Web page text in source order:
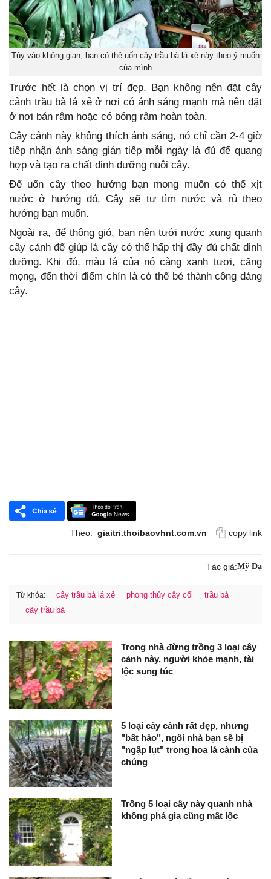
Tùy vào không gian, bạn có thẻ uốn cây trầu bà lá xẻ này theo ý muốn
của mình
Trước hết là chọn vị trí đẹp. Bạn không nên đặt cây
cảnh trầu bà lá xẻ ở nơi có ánh sáng mạnh mà nên đặt
ở nơi bán râm hoặc có bóng râm hoàn toàn.
Cây cảnh này không thích ánh sáng, nó chỉ cần 2-4 giờ
tiếp nhận ánh sáng gián tiếp mỗi ngày là đủ để quang
hợp và tạo ra chất dinh dưỡng nuôi cây.
Để uốn cây theo hướng bạn mong muốn có thể xịt
nước ở hướng đó. Cây sẽ tự tìm nước và rủ theo
hướng bạn muốn.
Ngoài ra, để thông gió, bạn nên tưới nước xung quanh
cây cảnh để giúp lá cây có thể hấp thị đầy đủ chất dinh
dưỡng. Khi đó, màu lá của nó càng xanh tươi, căng
mọng, đến thời điểm chín là có thể bẻ thành công dáng
cây.
Theo: giaitri.thoibaovhnt.com.vn copy link
Tác giả:Mỹ Dạ
Từ khóa: cây trầu bà lá xẻ phong thủy cây cối
trầu bà
cây trầu bà
Trong nhà đừng trồng 3 loại cây
cảnh này, người khỏe mạnh, tài
lộc sung túc
5 loại cây cảnh rất đẹp, nhưng
"bất hảo", ngôi nhà bạn sẽ bị
"ngập lụt" trong hoa lá cành của
chúng
Trồng 5 loại cây này quanh nhà
không phá gia cũng mất lộc